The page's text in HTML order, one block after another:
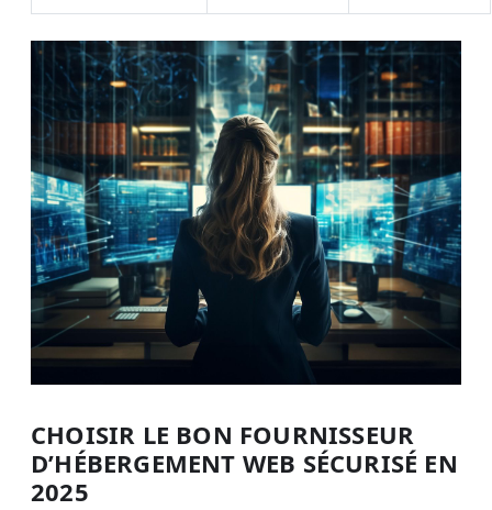
CHOISIR LE BON FOURNISSEUR
D’HÉBERGEMENT WEB SÉCURISÉ EN
2025